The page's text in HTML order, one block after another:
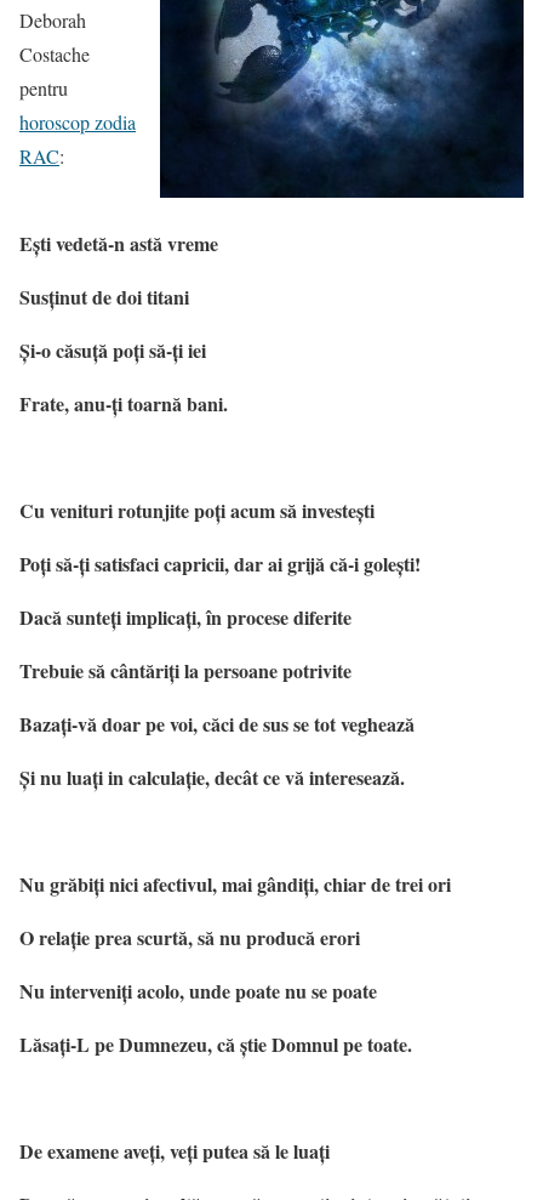
Deborah
Costache
pentru
horoscop zodia
RAC:
Ești vedetă-n astă vreme
Susținut de doi titani
Și-o căsuță poți să-ți iei
Frate, anu-ți toarnă bani.
Cu venituri rotunjite poți acum să investești
Poți să-ți satisfaci capricii, dar ai grijă că-i golești!
Dacă sunteți implicați, în procese diferite
Trebuie să cântăriți la persoane potrivite
Bazați-vă doar pe voi, căci de sus se tot veghează
Și nu luați in calculație, decât ce vă interesează.
Nu grăbiți nici afectivul, mai gândiți, chiar de trei ori
O relație prea scurtă, să nu producă erori
Nu interveniți acolo, unde poate nu se poate
Lăsați-L pe Dumnezeu, că știe Domnul pe toate.
De examene aveți, veți putea să le luați